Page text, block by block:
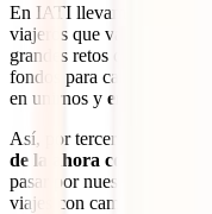
En IATI llevamos años
viajeros que van desde
grandes retos como
fondos para causas
en unirnos y en apoyar el
Así, por tercer año
de la ahora conocida
pasar por nuestro stand y
viajes con camper/